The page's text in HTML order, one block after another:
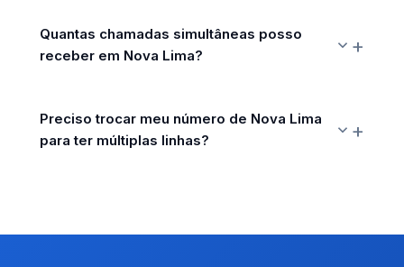
Quantas chamadas simultâneas posso
receber em Nova Lima?
Preciso trocar meu número de Nova Lima
para ter múltiplas linhas?